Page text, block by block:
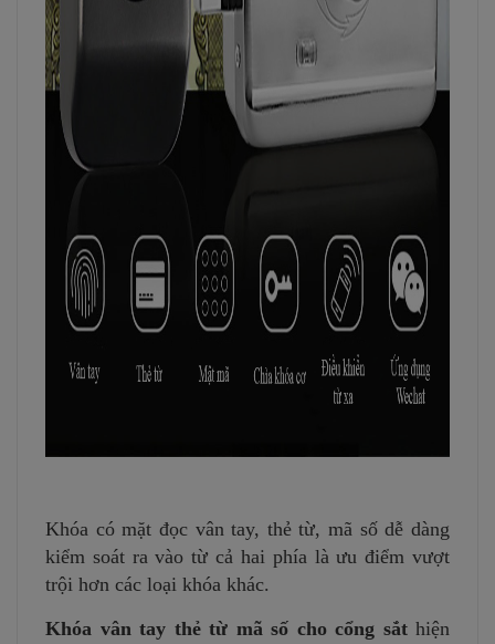
Khóa có mặt đọc vân tay, thẻ từ, mã số dễ dàng
kiểm soát ra vào từ cả hai phía là ưu điểm vượt
trội hơn các loại khóa khác.
Khóa vân tay thẻ từ mã số cho cổng sắthiện